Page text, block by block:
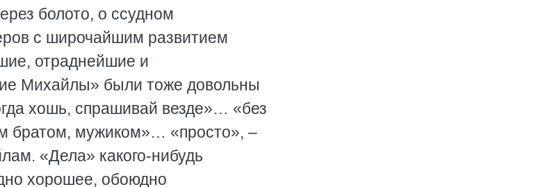
болото, о ссудном
с широчайшим развитием
отраднейшие и
Михайлы» были тоже довольны
хошь, спрашивай везде»… «без
братом, мужиком»… «просто», –
«Дела» какого-нибудь
хорошее, обоюдно